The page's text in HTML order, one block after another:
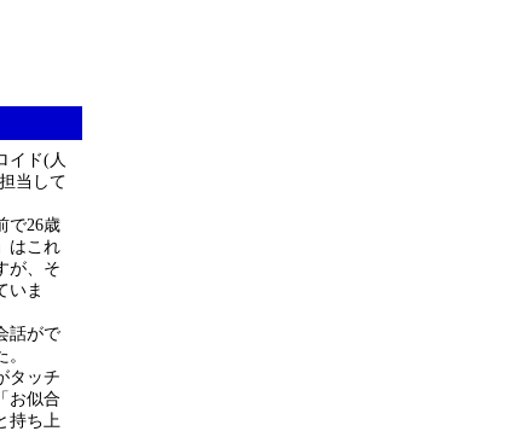
イド(人
当して
で26歳
はこれ
が、そ
いま
話がで
タッチ
お似合
持ち上